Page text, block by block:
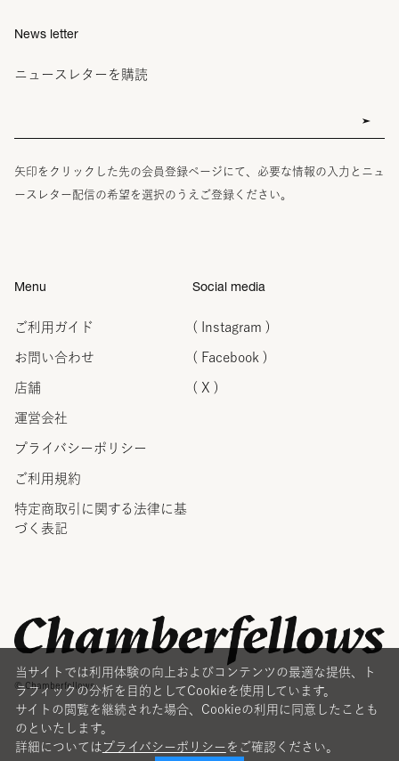
News letter
ニュースレターを購読
矢印をクリックした先の会員登録ページにて、必要な情報の入力とニュ
ースレター配信の希望を選択のうえご登録ください。
Menu
ご利用ガイド
お問い合わせ
店舗
運営会社
プライバシーポリシー
ご利用規約
特定商取引に関する法律に 基
づく表記
Social media
( Instagram )
( Facebook )
( X )
© Chamberfellows
当サイトでは利用体験の向上およびコンテンツの最適な提供、ト
ラフィックの分析を目的としてCookieを使用しています。
サイトの閲覧を継続された場合、Cookieの利用に同意したことも
のといたします。
詳細については プライバシーポリシー をご確認ください。